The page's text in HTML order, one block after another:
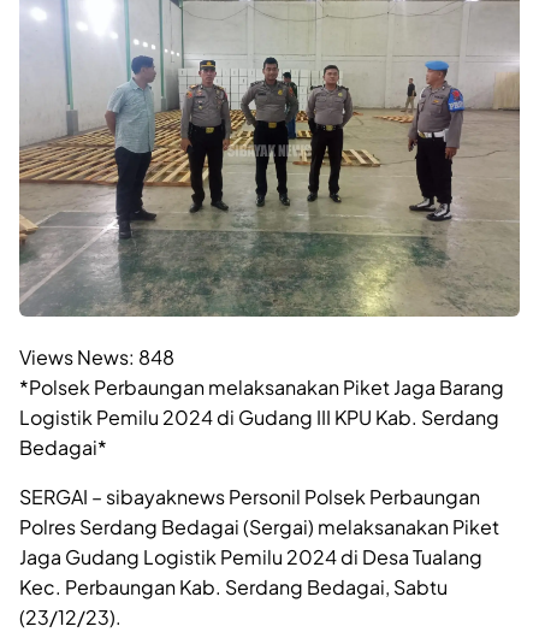
Views News: 848
*Polsek Perbaungan melaksanakan Piket Jaga Barang
Logistik Pemilu 2024 di Gudang III KPU Kab. Serdang
Bedagai*
SERGAI – sibayaknews Personil Polsek Perbaungan
Polres Serdang Bedagai (Sergai) melaksanakan Piket
Jaga Gudang Logistik Pemilu 2024 di Desa Tualang
Kec. Perbaungan Kab. Serdang Bedagai, Sabtu
(23/12/23).